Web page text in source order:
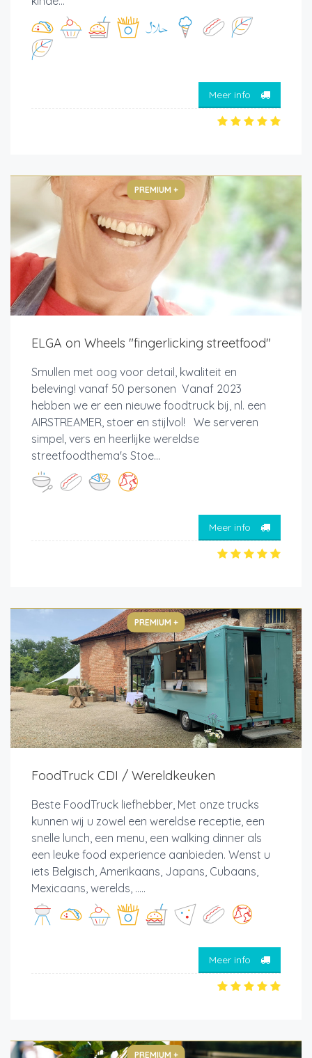
Meer info
PREMIUM +
ELGA on Wheels "fingerlicking streetfood"
Smullen met oog voor detail, kwaliteit en
beleving! vanaf 50 personen Vanaf 2023
hebben we er een nieuwe foodtruck bij, nl. een
AIRSTREAMER, stoer en stijlvol! We serveren
simpel, vers en heerlijke wereldse
streetfoodthema's Stoe...
Meer info
PREMIUM +
FoodTruck CDI / Wereldkeuken
Beste FoodTruck liefhebber, Met onze trucks
kunnen wij u zowel een wereldse receptie, een
snelle lunch, een menu, een walking dinner als
een leuke food experience aanbieden. Wenst u
iets Belgisch, Amerikaans, Japans, Cubaans,
Mexicaans, werelds, .....
Meer info
PREMIUM +